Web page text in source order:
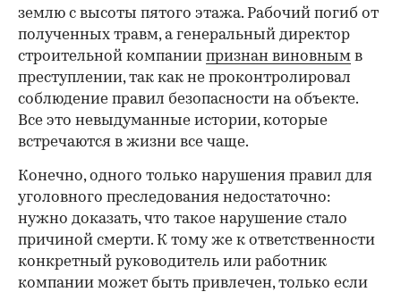
землю с высоты пятого этажа. Рабочий погиб от
полученных травм, а генеральный директор
строительной компании признан виновным в
преступлении, так как не проконтролировал
соблюдение правил безопасности на объекте.
Все это невыдуманные истории, которые
встречаются в жизни все чаще.
Конечно, одного только нарушения правил для
уголовного преследования недостаточно:
нужно доказать, что такое нарушение стало
причиной смерти. К тому же к ответственности
конкретный руководитель или работник
компании может быть привлечен, только если